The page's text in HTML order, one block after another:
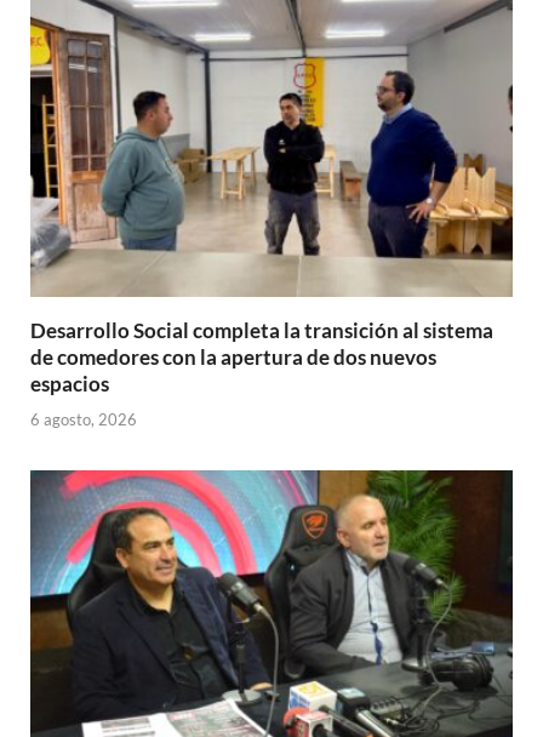
p
p
o
ti
r
Desarrollo Social completa la transición al sistema
de comedores con la apertura de dos nuevos
espacios
6 agosto, 2026